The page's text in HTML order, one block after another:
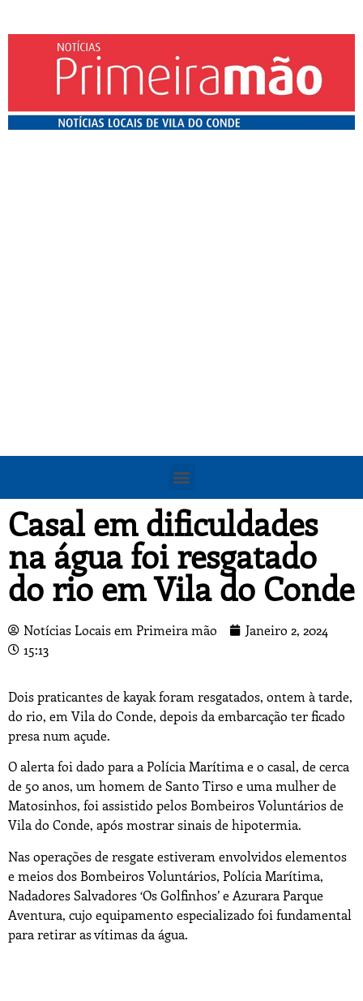
Casal em dificuldades
na água foi resgatado
do rio em Vila do Conde
Notícias Locais em Primeira mão
Janeiro 2, 2024
15:13
Dois praticantes de kayak foram resgatados, ontem à tarde,
do rio, em Vila do Conde, depois da embarcação ter ficado
presa num açude.
O alerta foi dado para a Polícia Marítima e o casal, de cerca
de 50 anos, um homem de Santo Tirso e uma mulher de
Matosinhos, foi assistido pelos Bombeiros Voluntários de
Vila do Conde, após mostrar sinais de hipotermia.
Nas operações de resgate estiveram envolvidos elementos
e meios dos Bombeiros Voluntários, Polícia Marítima,
Nadadores Salvadores ‘Os Golfinhos’ e Azurara Parque
Aventura, cujo equipamento especializado foi fundamental
para retirar as vítimas da água.